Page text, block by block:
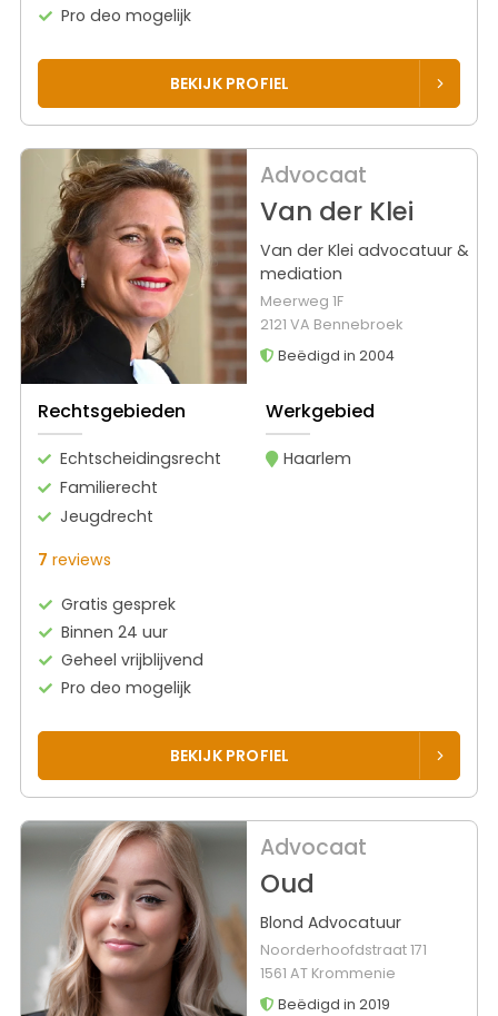
Pro deo mogelijk
BEKIJK PROFIEL
Advocaat
Van der Klei
Van der Klei advocatuur &
mediation
Meerweg 1F
2121 VA Bennebroek
Beëdigd in 2004
Rechtsgebieden
Echtscheidingsrecht
Familierecht
Jeugdrecht
Werkgebied
Haarlem
7 reviews
Gratis gesprek
Binnen 24 uur
Geheel vrijblijvend
Pro deo mogelijk
BEKIJK PROFIEL
Advocaat
Oud
Blond Advocatuur
Noorderhoofdstraat 171
1561 AT Krommenie
Beëdigd in 2019